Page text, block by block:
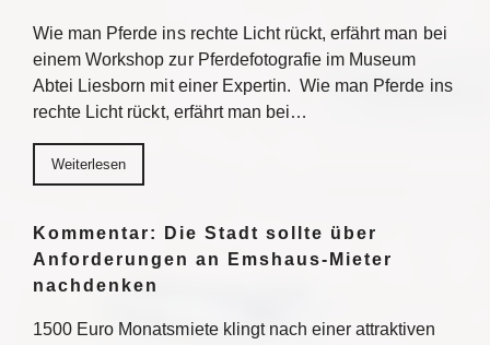
Wie man Pferde ins rechte Licht rückt, erfährt man bei
einem Workshop zur Pferdefotografie im Museum
Abtei Liesborn mit einer Expertin. Wie man Pferde ins
rechte Licht rückt, erfährt man bei…
Weiterlesen
Kommentar: Die Stadt sollte über
Anforderungen an Emshaus-Mieter
nachdenken
1500 Euro Monatsmiete klingt nach einer attraktiven